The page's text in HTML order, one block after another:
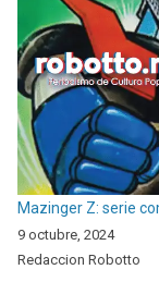
Mazinger Z: serie
9 octubre, 2024
Redaccion Robotto